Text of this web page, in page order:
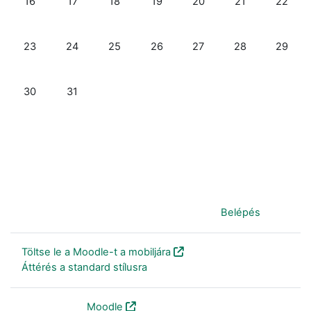
Nincs esemény, március, 23., hétfő
23 Nincs esemény, március, 24., kedd
24 Nincs esemény, március, 25., szerda
25 Nincs esemény, március, 26.,
26 Nincs esemény,
27 Nincs
28 Nincs
29
Nincs esemény, március, 30., hétfő
30 Nincs esemény, március, 31., kedd
31
Belépés
Töltse le a Moodle-t a mobiljára
Áttérés a standard stílusra
Moodle